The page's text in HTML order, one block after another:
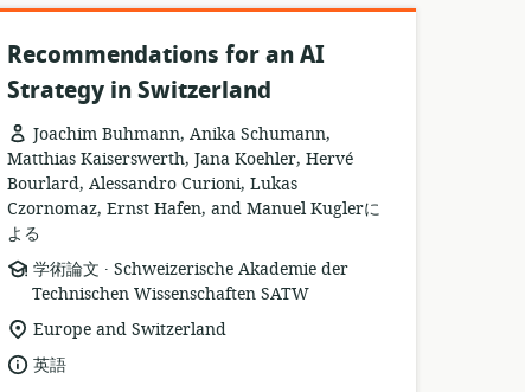
Recommendations for an AI
Strategy in Switzerland
Joachim Buhmann, Anika Schumann,
Matthias Kaiserswerth, Jana Koehler, Hervé
Bourlard, Alessandro Curioni, Lukas
Czornomaz, Ernst Hafen, and Manuel Kuglerに
よる
リ
ソ
ー
ス
フ
学術論文 .
公
開
者:
Schweizerische Akademie der
Technischen Wissenschaften SATW
関
連
す
Europe and Switzerland
言 英語